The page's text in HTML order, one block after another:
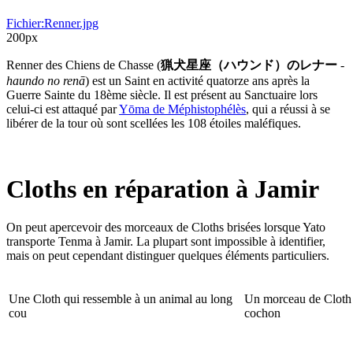
Fichier:Renner.jpg
200px
Renner des Chiens de Chasse (猟犬星座（ハウンド）のレナー -
haundo no renā) est un Saint en activité quatorze ans après la
Guerre Sainte du 18ème siècle. Il est présent au Sanctuaire lors
celui-ci est attaqué parYōma de Méphistophélès, qui a réussi à se
libérer de la tour où sont scellées les 108 étoiles maléfiques.
Cloths en réparation à Jamir
On peut apercevoir des morceaux de Cloths brisées lorsque Yato
transporte Tenma à Jamir. La plupart sont impossible à identifier,
mais on peut cependant distinguer quelques éléments particuliers.
Une Cloth qui ressemble à un animal au long
cou
Un morceau de
cochon